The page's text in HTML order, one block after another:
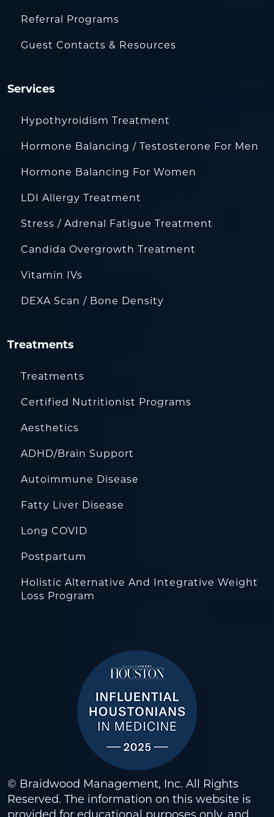
Referral Programs
Guest Contacts & Resources
Services
Hypothyroidism Treatment
Hormone Balancing / Testosterone For Men
Hormone Balancing For Women
LDI Allergy Treatment
Stress / Adrenal Fatigue Treatment
Candida Overgrowth Treatment
Vitamin IVs
DEXA Scan / Bone Density
Treatments
Treatments
Certified Nutritionist Programs
Aesthetics
ADHD/Brain Support
Autoimmune Disease
Fatty Liver Disease
Long COVID
Postpartum
Holistic Alternative And Integrative Weight
Loss Program
© Braidwood Management, Inc. All Rights
Reserved. The information on this website is